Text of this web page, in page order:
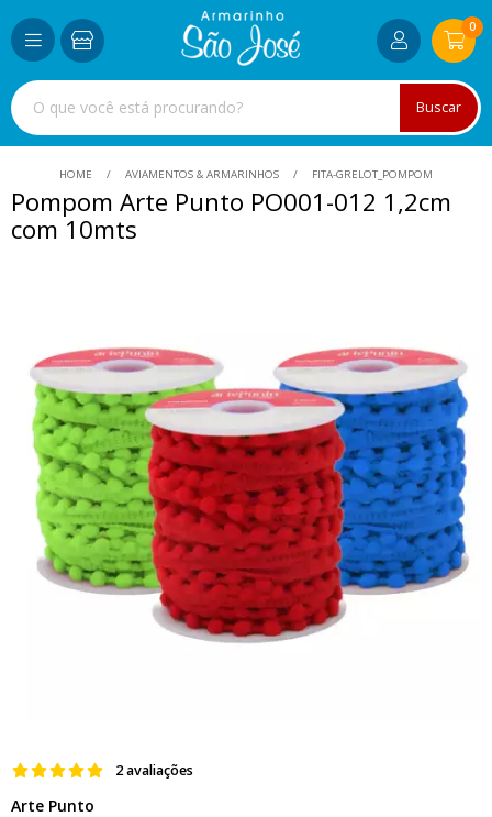
Buscar
0
HOME AVIAMENTOS & ARMARINHOS FITA-GRELOT_POMPOM
Pompom Arte Punto PO001-012 1,2cm
com 10mts
2 avaliações
Arte Punto